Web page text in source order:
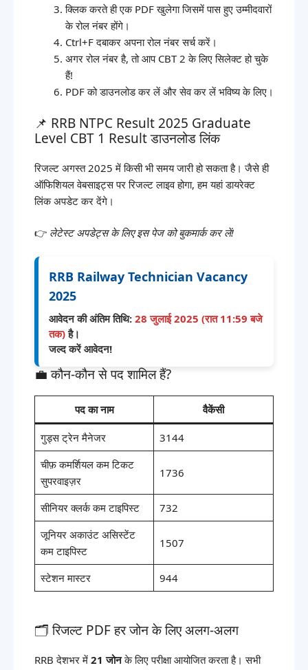
क्लिक करते ही एक PDF खुलेगा जिसमें पास हुए उम्मीदवारों
के रोल नंबर होंगे।
Ctrl+F दबाकर अपना रोल नंबर सर्च करें।
अगर रोल नंबर है, तो आप CBT 2 के लिए सिलेक्ट हो चुके
हैं!
PDF को डाउनलोड कर लें और सेव कर लें भविष्य के लिए।
📌 RRB NTPC Result 2025 Graduate
Level CBT 1 Result डाउनलोड लिंक
रिजल्ट अगस्त 2025 में किसी भी समय जारी हो सकता है। जैसे ही
ऑफिशियल वेबसाइट्स पर रिजल्ट लाइव होगा, हम यहां डायरेक्ट
लिंक अपडेट कर देंगे।
👉 लेटेस्ट अपडेट्स के लिए इस पेज को बुकमार्क कर लें!
RRB Railway Technician Vacancy
2025
आवेदन की अंतिम तिथि: 28 जुलाई 2025 (रात 11:59 बजे
तक)है।
जल्द करें आवेदन!
💼 कौन-कौन से पद शामिल हैं?
पद का नाम वैकेंसी
गुड्स ट्रेन मैनेजर
3144
चीफ़ कमर्शियल कम टिकट
सुपरवाइज़र
1736
सीनियर क्लर्क कम टाइपिस्ट
732
जूनियर अकाउंट असिस्टेंट
कम टाइपिस्ट
1507
स्टेशन मास्टर 944
🗂 रिजल्ट PDF हर जोन के लिए अलग-अलग
RRB देशभर में 21 जोनके लिए परीक्षा आयोजित करता है। सभी